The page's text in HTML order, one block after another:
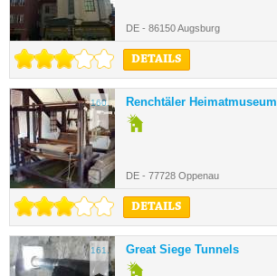
DE - 86150 Augsburg
DETAILS
160. Renchtäler Heimatmuseum
DE - 77728 Oppenau
DETAILS
161. Great Siege Tunnels